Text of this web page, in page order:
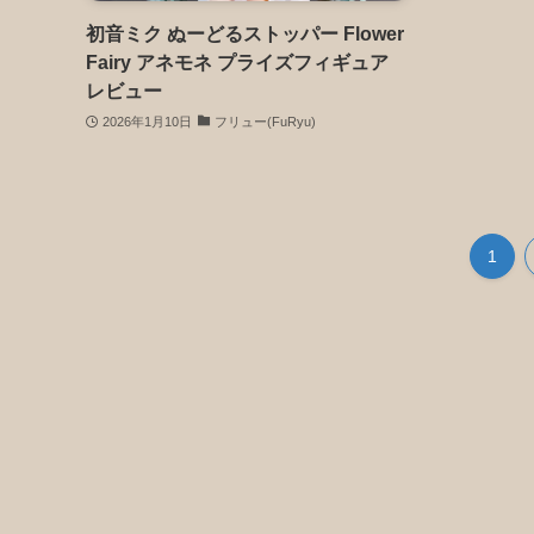
初音ミク ぬーどるストッパー Flower
Fairy アネモネ プライズフィギュア
レビュー
2026年1月10日 フリュー(FuRyu)
1